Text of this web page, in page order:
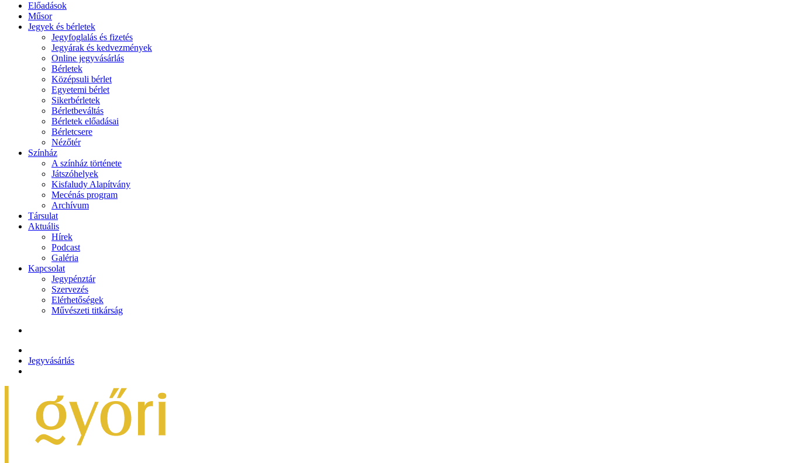
Előadások
Műsor
Jegyek és bérletek
Jegyfoglalás és fizetés
Jegyárak és kedvezmények
Online jegyvásárlás
Bérletek
Középsuli bérlet
Egyetemi bérlet
Sikerbérletek
Bérletbeváltás
Bérletek előadásai
Bérletcsere
Nézőtér
Színház
A színház története
Játszóhelyek
Kisfaludy Alapítvány
Mecénás program
Archívum
Társulat
Aktuális
Hírek
Podcast
Galéria
Kapcsolat
Jegypénztár
Szervezés
Elérhetőségek
Művészeti titkárság
Jegyvásárlás